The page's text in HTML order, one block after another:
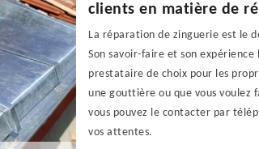
clients en matière de
La réparation de zinguerie est le
Son savoir-faire et son
prestataire de choix pour les
une gouttière ou que vous voulez
vous pouvez le contacter par
vos attentes.